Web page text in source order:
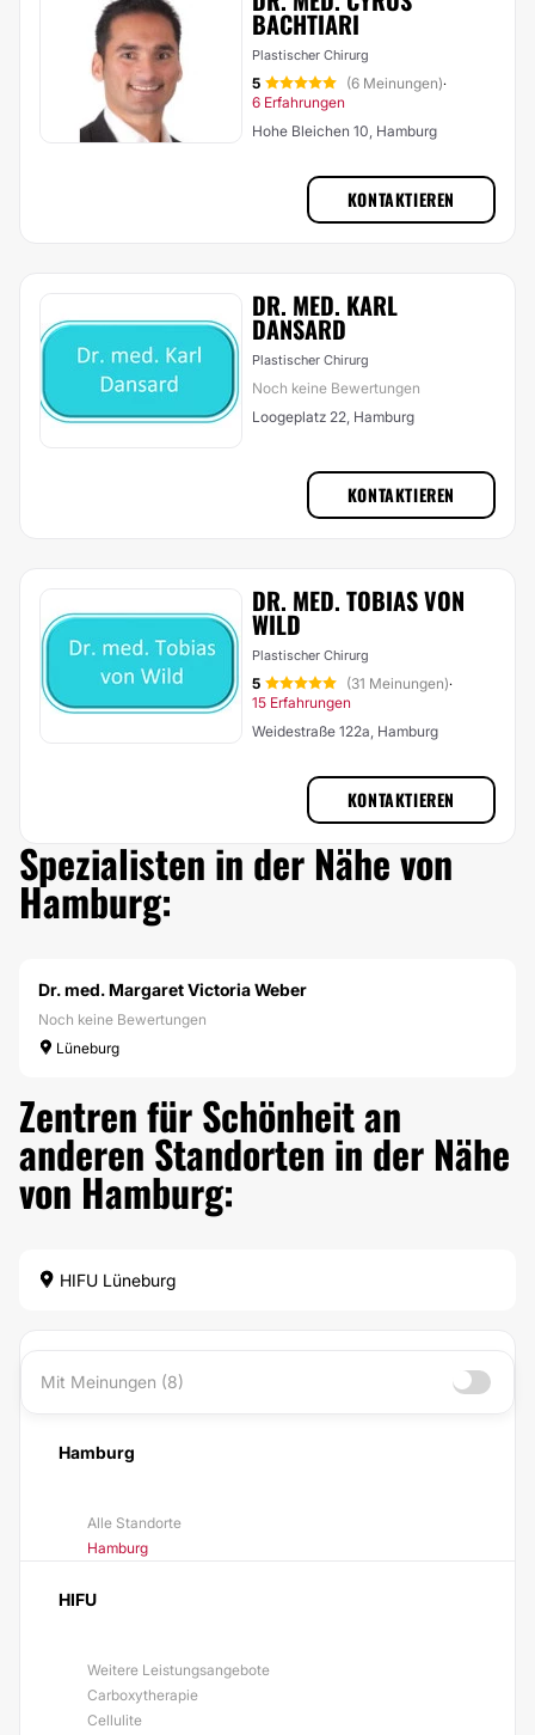
BACHTIARI
Plastischer Chirurg
5 (6 Meinungen)·
6 Erfahrungen
Hohe Bleichen 10, Hamburg
KONTAKTIEREN
DR. MED. KARL
DANSARD
Plastischer Chirurg
Noch keine Bewertungen
Loogeplatz 22, Hamburg
KONTAKTIEREN
DR. MED. TOBIAS VON
WILD
Plastischer Chirurg
5 (31 Meinungen)·
15 Erfahrungen
Weidestraße 122a, Hamburg
KONTAKTIEREN
Spezialisten in der Nähe von
Hamburg:
Dr. med. Margaret Victoria Weber
Noch keine Bewertungen
Lüneburg
Zentren für Schönheit an
anderen Standorten in der Nähe
von Hamburg:
HIFU Lüneburg
Mit Meinungen (8)
Hamburg
Alle Standorte
Hamburg
HIFU
Weitere Leistungsangebote
Carboxytherapie
Cellulite